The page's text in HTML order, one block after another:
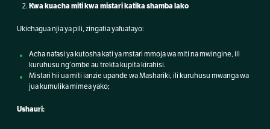
Kwa kuacha miti kwa mistari katika shamba lako
Ukichagua njia ya pili, zingatia yafuatayo:
Acha nafasi ya kutosha kati ya mstari mmoja wa miti na mwingine, ili
kuruhusu ng’ombe au trekta kupita kirahisi.
Mistari hii ua miti ianzie upande wa Mashariki, ili kuruhusu mwanga wa
jua kumulika mimea yako;
Ushauri: